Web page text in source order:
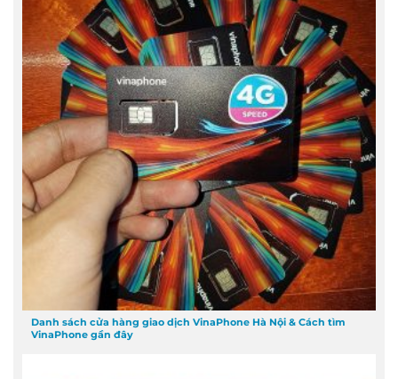
Danh sách cửa hàng giao dịch VinaPhone Hà Nội & Cách tìm
VinaPhone gần đây